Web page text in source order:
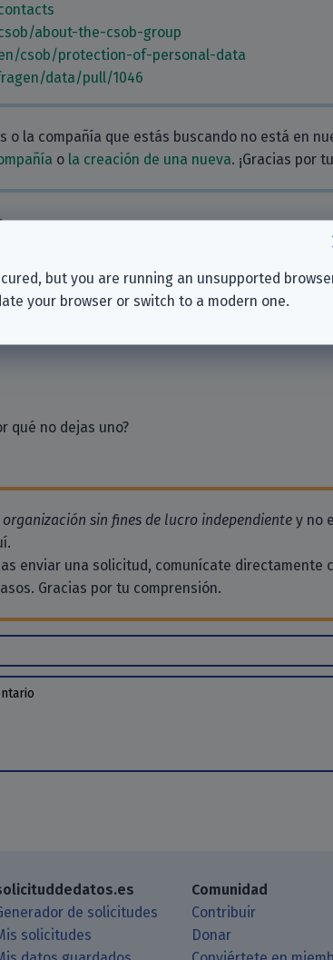
about-the-csob-group
csob/protection-of-personal-data
data/pull/1046
o la compañía que estás buscando no está en
o la creación de una nueva. ¡Gracias por
qué no dejas uno?
organización sin fines de lucro independiente y no
enviar una solicitud, comunícate directamente
Gracias por tu comprensión.
de solicitudes
solicitudes
Comunidad
Contribuir
Donar
but you are running an unsupported
your browser or switch to a modern one.